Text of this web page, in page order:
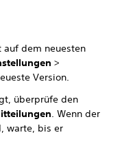
auf dem neuesten
>
Version.
überprüfe den
. Wenn der
warte, bis er